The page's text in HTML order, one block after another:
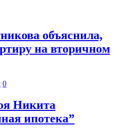
объяснила,
на вторичном
0
Никита
ипотека”